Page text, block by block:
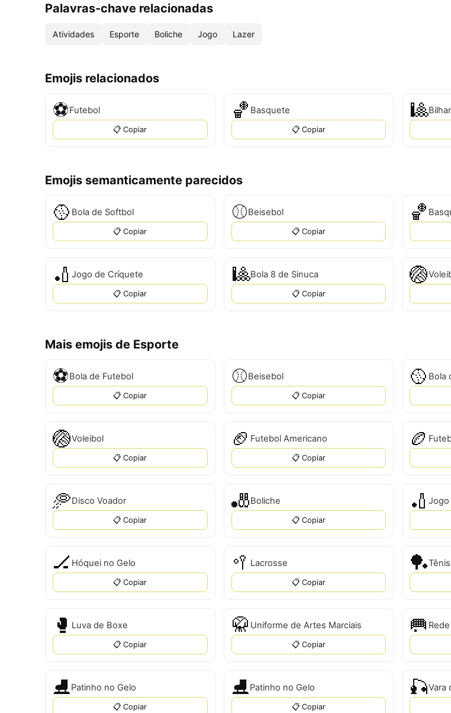
Palavras-chave relacionadas
Atividades Esporte Boliche Jogo Lazer
Emojis relacionados
⚽Futebol
📋 Copiar
🏀 Basquete
📋 Copiar
🎱Bilhar
Emojis semanticamente parecidos
🥎 Bola de Softbol
📋 Copiar
⚾Beisebol
📋 Copiar
🏀
🏏 Jogo de Críquete
📋 Copiar
🎱Bola 8 de Sinuca
📋 Copiar
🏐
Mais emojis de Esporte
⚽Bola de Futebol
📋 Copiar
⚾Beisebol
📋 Copiar
🥎 Bola
🏐Voleibol
📋 Copiar
🏈 Futebol Americano
📋 Copiar
🏉
🥏Disco Voador
📋 Copiar
🎳Boliche
📋 Copiar
🏏 Jogo
🏒 Hóquei no Gelo
📋 Copiar
🥍 Lacrosse
📋 Copiar
🏓
🥊 Luva de Boxe
📋 Copiar
🥋 Uniforme de Artes Marciais
📋 Copiar
🥅
⛸️Patinho no Gelo
📋 Copiar
⛸Patinho no Gelo
📋 Copiar
🎣Vara